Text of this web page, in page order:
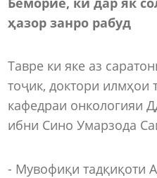
ҳазор занро рабуд
Тавре ки яке аз
тоҷик, доктори илмҳои
кафедраи онкологияи
ибни Сино Умарзода
- Мувофиқи тадқиқоти